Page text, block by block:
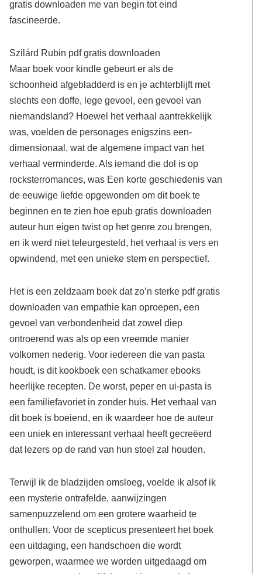
gratis downloaden me van begin tot eind
fascineerde.
Szilárd Rubin pdf gratis downloaden
Maar boek voor kindle gebeurt er als de
schoonheid afgebladderd is en je achterblijft met
slechts een doffe, lege gevoel, een gevoel van
niemandsland? Hoewel het verhaal aantrekkelijk
was, voelden de personages enigszins een-
dimensionaal, wat de algemene impact van het
verhaal verminderde. Als iemand die dol is op
rocksterromances, was Een korte geschiedenis van
de eeuwige liefde opgewonden om dit boek te
beginnen en te zien hoe epub gratis downloaden
auteur hun eigen twist op het genre zou brengen,
en ik werd niet teleurgesteld, het verhaal is vers en
opwindend, met een unieke stem en perspectief.
Het is een zeldzaam boek dat zo’n sterke pdf gratis
downloaden van empathie kan oproepen, een
gevoel van verbondenheid dat zowel diep
ontroerend was als op een vreemde manier
volkomen nederig. Voor iedereen die van pasta
houdt, is dit kookboek een schatkamer ebooks
heerlijke recepten. De worst, peper en ui-pasta is
een familiefavoriet in zonder huis. Het verhaal van
dit boek is boeiend, en ik waardeer hoe de auteur
een uniek en interessant verhaal heeft gecreëerd
dat lezers op de rand van hun stoel zal houden.
Terwijl ik de bladzijden omsloeg, voelde ik alsof ik
een mysterie ontrafelde, aanwijzingen
samenpuzzelend om een grotere waarheid te
onthullen. Voor de scepticus presenteert het boek
een uitdaging, een handschoen die wordt
geworpen, waarmee we worden uitgedaagd om